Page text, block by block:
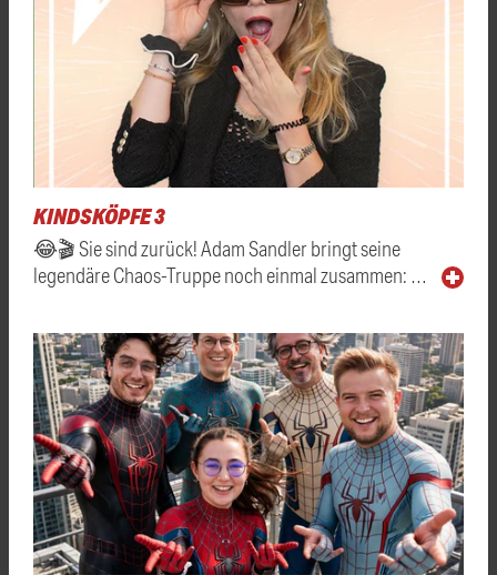
KINDSKÖPFE 3
😂🎬 Sie sind zurück! Adam Sandler bringt seine
legendäre Chaos-Truppe noch einmal zusammen: …